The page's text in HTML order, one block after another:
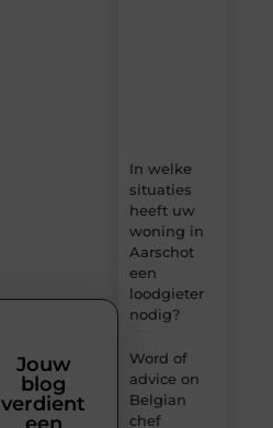
In welke
situaties
heeft uw
woning in
Aarschot
een
loodgieter
nodig?
Word of
advice on
Belgian
chef
Jouw
blog
verdient